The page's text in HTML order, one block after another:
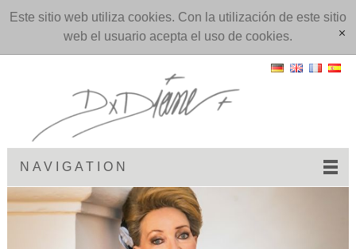
Este sitio web utiliza cookies. Con la utilización de este sitio
web el usuario acepta el uso de cookies.
[x]
NAVIGATION